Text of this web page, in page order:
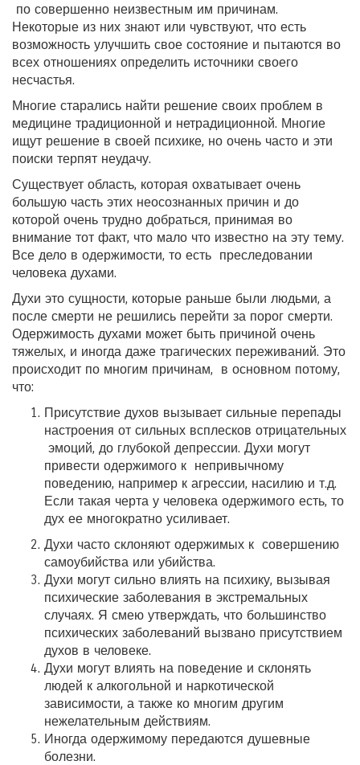
по совершенно неизвестным им причинам.
Некоторые из них знают или чувствуют, что есть
возможность улучшить свое состояние и пытаются во
всех отношениях определить источники своего
несчастья.
Многие старались найти решение своих проблем в
медицине традиционной и нетрадиционной. Многие
ищут решение в своей психике, но очень часто и эти
поиски терпят неудачу.
Существует область, которая охватывает очень
большую часть этих неосознанных причин и до
которой очень трудно добраться, принимая во
внимание тот факт, что мало что известно на эту тему.
Все дело в одержимости, то есть преследовании
человека духами.
Духи это сущности, которые раньше были людьми, а
после смерти не решились перейти за порог смерти.
Одержимость духами может быть причиной очень
тяжелых, и иногда даже трагических переживаний. Это
происходит по многим причинам, в основном потому,
что:
Присутствие духов вызывает сильные перепады
настроения от сильных всплесков отрицательных
эмоций, до глубокой депрессии. Духи могут
привести одержимого к непривычному
поведению, например к агрессии, насилию и т.д.
Если такая черта у человека одержимого есть, то
дух ее многократно усиливает.
Духи часто склоняют одержимых к совершению
самоубийства или убийства.
Духи могут сильно влиять на психику, вызывая
психические заболевания в экстремальных
случаях. Я смею утверждать, что большинство
психических заболеваний вызвано присутствием
духов в человеке.
Духи могут влиять на поведение и склонять
людей к алкогольной и наркотической
зависимости, а также ко многим другим
нежелательным действиям.
Иногда одержимому передаются душевные
болезни.